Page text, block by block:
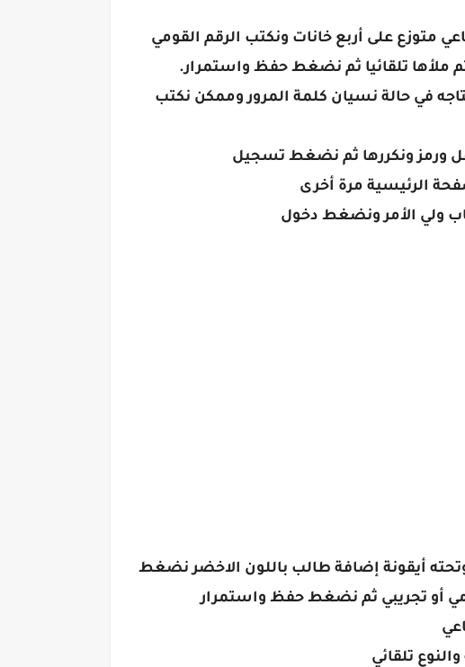
متوزع على أربع خانات ونكتب الرقم القومي
في حالة نسيان كلمة المرور وممكن نكتب
الرئيسية مرة أخرى
أيقونة إضافة طالب باللون الاخضر نضغط
أو تجريبي ثم نضغط حفظ واستمرار
تلقائي